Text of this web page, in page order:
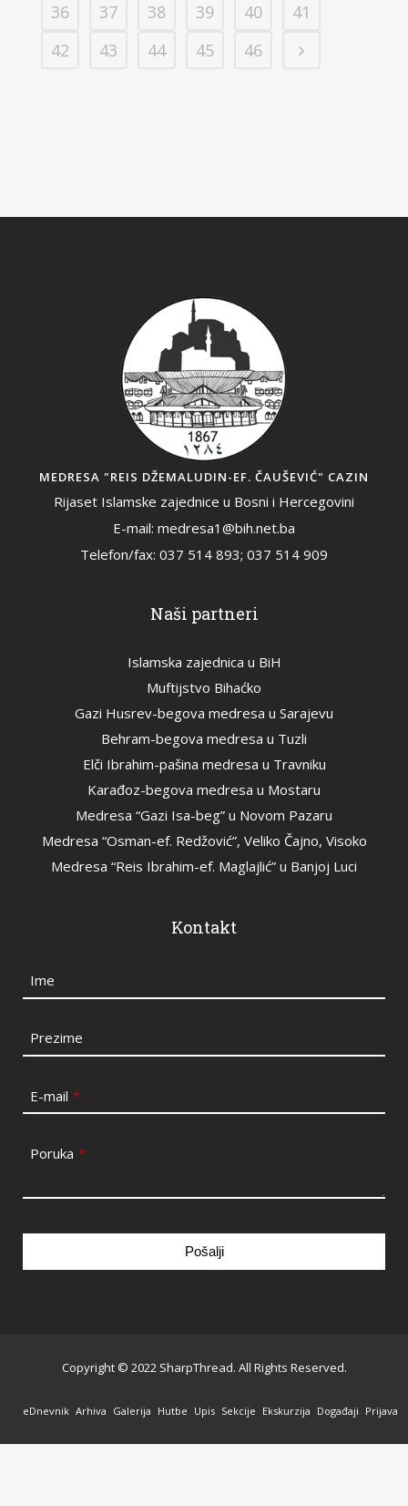
36
37 38 39 40
41
42
43 44 45 46
MEDRESA "REIS DŽEMALUDIN-EF. ČAUŠEVIĆ" CAZIN
Rijaset Islamske zajednice u Bosni i Hercegovini
E-mail: medresa1@bih.net.ba
Telefon/fax: 037 514 893; 037 514 909
Naši partneri
Islamska zajednica u BiH
Muftijstvo Bihaćko
Gazi Husrev-begova medresa u Sarajevu
Behram-begova medresa u Tuzli
Elči Ibrahim-pašina medresa u Travniku
Karađoz-begova medresa u Mostaru
Medresa “Gazi Isa-beg” u Novom Pazaru
Medresa “Osman-ef. Redžović”, Veliko Čajno, Visoko
Medresa “Reis Ibrahim-ef. Maglajlić” u Banjoj Luci
Kontakt
Ime
Prezime
E-mail *
Poruka *
Pošalji
blank
Copyright © 2022 SharpThread. All Rights Reserved.
eDnevnik Arhiva Galerija Hutbe Upis Sekcije Ekskurzija Događaji Prijava